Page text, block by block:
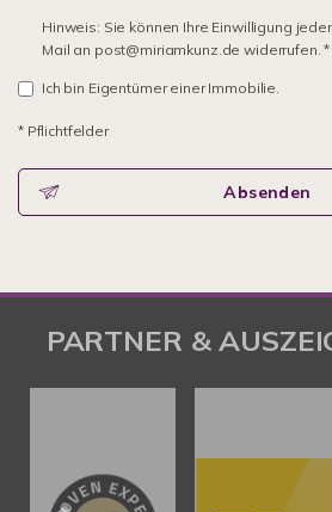
Hinweis: Sie können Ihre Einwilligung
Mail an post@miriamkunz.de widerrufen. *
Ich bin Eigentümer einer Immobilie.
* Pflichtfelder
Absenden
PARTNER &